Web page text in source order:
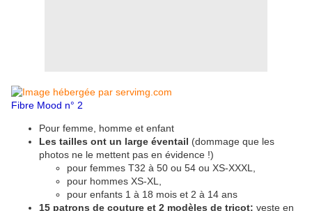
Fibre Mood n° 2
Pour femme, homme et enfant
Les tailles ont un large éventail (dommage que les
photos ne le mettent pas en évidence !)
pour femmes T32 à 50 ou 54 ou XS-XXXL,
pour hommes XS-XL,
pour enfants 1 à 18 mois et 2 à 14 ans
15 patrons de couture et 2 modèles de tricot: veste en